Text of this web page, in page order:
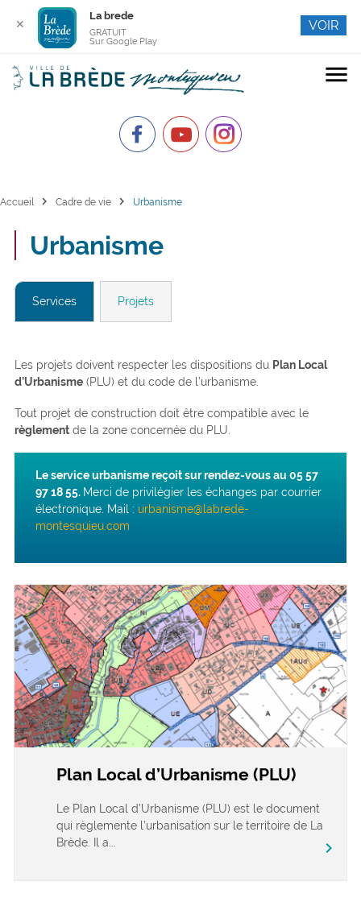
menu
Accueil chevron_right Cadre de vie chevron_right Urbanisme
Urbanisme
Services Projets
Les projets doivent respecter les dispositions du Plan Local
d’Urbanisme(PLU) et du code de l’urbanisme.
Tout projet de construction doit être compatible avec le
règlementde la zone concernée du PLU.
Le service urbanisme reçoit sur rendez-vous au 05 57
97 18 55. Merci de privilégier les échanges par courrier
électronique. Mail : urbanisme@labrede-
montesquieu.com
Plan Local d’Urbanisme (PLU)
Le Plan Local d’Urbanisme (PLU) est le document
qui règlemente l’urbanisation sur le territoire de La
Brède. Il a...
chevron_right
✕
La brede
GRATUIT
Sur Google Play
VOIR